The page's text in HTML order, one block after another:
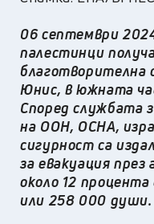
06 септември
палестинци
благотворителна
Юнис, в южната
Според службата
на ООН, OCHA,
сигурност са
за евакуация
около 12
или 258 000 души.